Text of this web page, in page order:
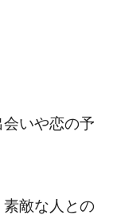
いや恋の予
敵な人との